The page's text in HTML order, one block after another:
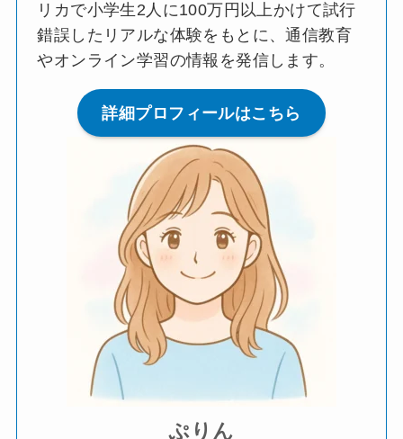
リカで小学生2人に100万円以上かけて試行
錯誤したリアルな体験をもとに、通信教育
やオンライン学習の情報を発信します。
詳細プロフィールはこちら
ぷりん